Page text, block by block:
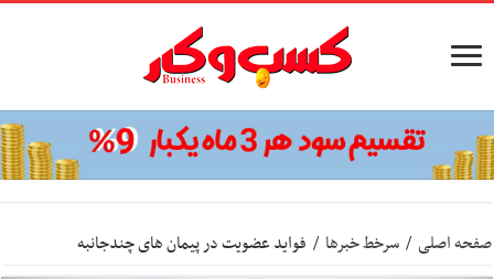
صفحه اصلی / سرخط خبرها / فواید عضویت در پیمان های چندجانبه